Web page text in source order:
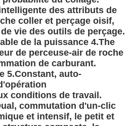
des attributs de
coller et perçage oisif,
vie des outils de perçage.
de la puissance 4.The
de perceuse-air de roche
de carburant.
5.Constant, auto-
conditions de travail.
commutation d'un-clic
et intensif, le petit et